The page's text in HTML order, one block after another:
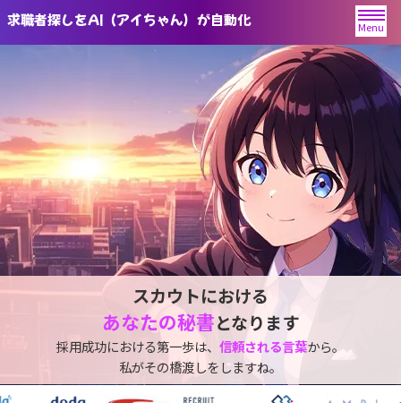
求職者探しをAI（アイちゃん）が自動化 Menu
スカウトにおける
あなたの秘書となります
採用成功における第一歩は、 信頼される言葉から。
私がその橋渡しをしますね。